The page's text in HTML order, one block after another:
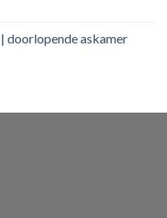
doorlopende askamer